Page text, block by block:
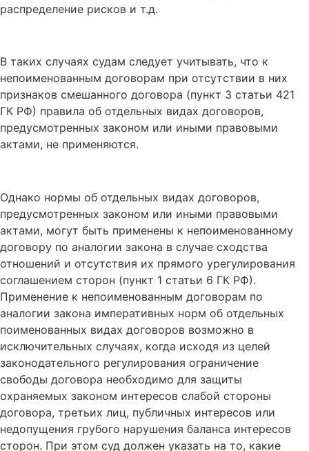
распределение рисков и т.д.
В таких случаях судам следует учитывать, что к
непоименованным договорам при отсутствии в них
признаков смешанного договора (пункт 3 статьи 421
ГК РФ) правила об отдельных видах договоров,
предусмотренных законом или иными правовыми
актами, не применяются.
Однако нормы об отдельных видах договоров,
предусмотренных законом или иными правовыми
актами, могут быть применены к непоименованному
договору по аналогии закона в случае сходства
отношений и отсутствия их прямого урегулирования
соглашением сторон (пункт 1 статьи 6 ГК РФ).
Применение к непоименованным договорам по
аналогии закона императивных норм об отдельных
поименованных видах договоров возможно в
исключительных случаях, когда исходя из целей
законодательного регулирования ограничение
свободы договора необходимо для защиты
охраняемых законом интересов слабой стороны
договора, третьих лиц, публичных интересов или
недопущения грубого нарушения баланса интересов
сторон. При этом суд должен указать на то, какие